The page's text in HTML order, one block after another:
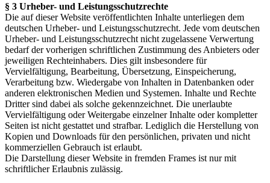
§ 3 Urheber- und Leistungsschutzrechte
Die auf dieser Website veröffentlichten Inhalte unterliegen dem
deutschen Urheber- und Leistungsschutzrecht. Jede vom deutschen
Urheber- und Leistungsschutzrecht nicht zugelassene Verwertung
bedarf der vorherigen schriftlichen Zustimmung des Anbieters oder
jeweiligen Rechteinhabers. Dies gilt insbesondere für
Vervielfältigung, Bearbeitung, Übersetzung, Einspeicherung,
Verarbeitung bzw. Wiedergabe von Inhalten in Datenbanken oder
anderen elektronischen Medien und Systemen. Inhalte und Rechte
Dritter sind dabei als solche gekennzeichnet. Die unerlaubte
Vervielfältigung oder Weitergabe einzelner Inhalte oder kompletter
Seiten ist nicht gestattet und strafbar. Lediglich die Herstellung von
Kopien und Downloads für den persönlichen, privaten und nicht
kommerziellen Gebrauch ist erlaubt.
Die Darstellung dieser Website in fremden Frames ist nur mit
schriftlicher Erlaubnis zulässig.